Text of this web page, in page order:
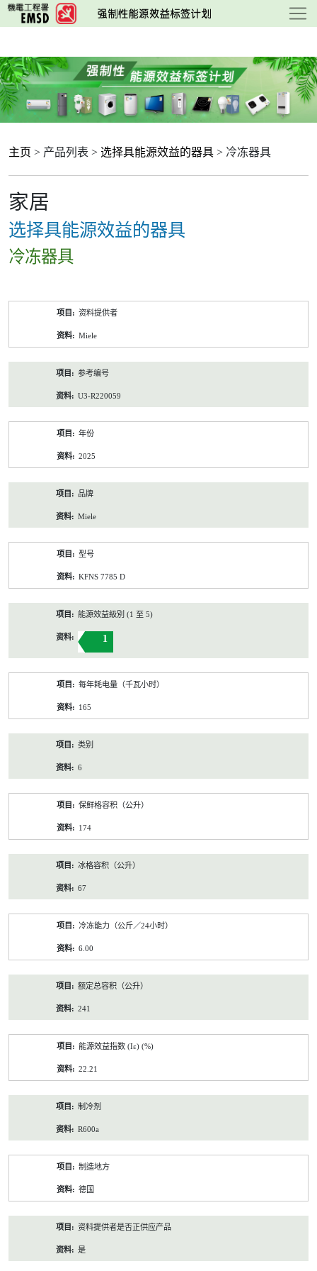
跳
至
要
内
容
主页 > 产品列表 > 选择具能源效益的器具 > 冷冻器具
家居
选择具能源效益的器具
冷冻器具
资料提供者
Miele
参考编号
U3-R220059
年份
2025
品牌
Miele
型号
KFNS 7785 D
能源效益級別 (1 至 5)
1
每年耗电量（千瓦小时）
165
类别
6
保鲜格容积（公升）
174
冰格容积（公升）
67
冷冻能力（公斤／24小时）
6.00
额定总容积（公升）
241
能源效益指数 (Iε) (%)
22.21
制冷剂
R600a
制造地方
德国
资料提供者是否正供应产品
是